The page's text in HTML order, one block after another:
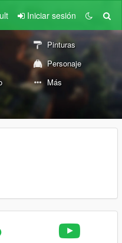
Iniciar sesión
Pinturas
Personaje
Más